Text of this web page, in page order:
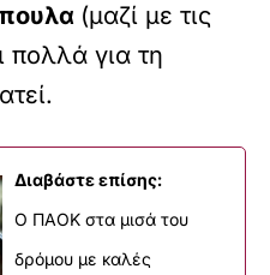
(μαζί με τις
για τη
Διαβάστε επίσης:
Ο ΠΑΟΚ στα μισά του
δρόμου με καλές